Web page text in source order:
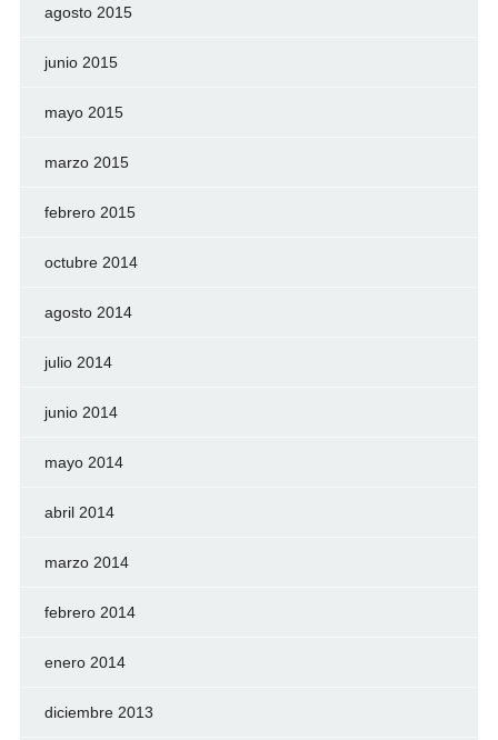
agosto 2015
junio 2015
mayo 2015
marzo 2015
febrero 2015
octubre 2014
agosto 2014
julio 2014
junio 2014
mayo 2014
abril 2014
marzo 2014
febrero 2014
enero 2014
diciembre 2013